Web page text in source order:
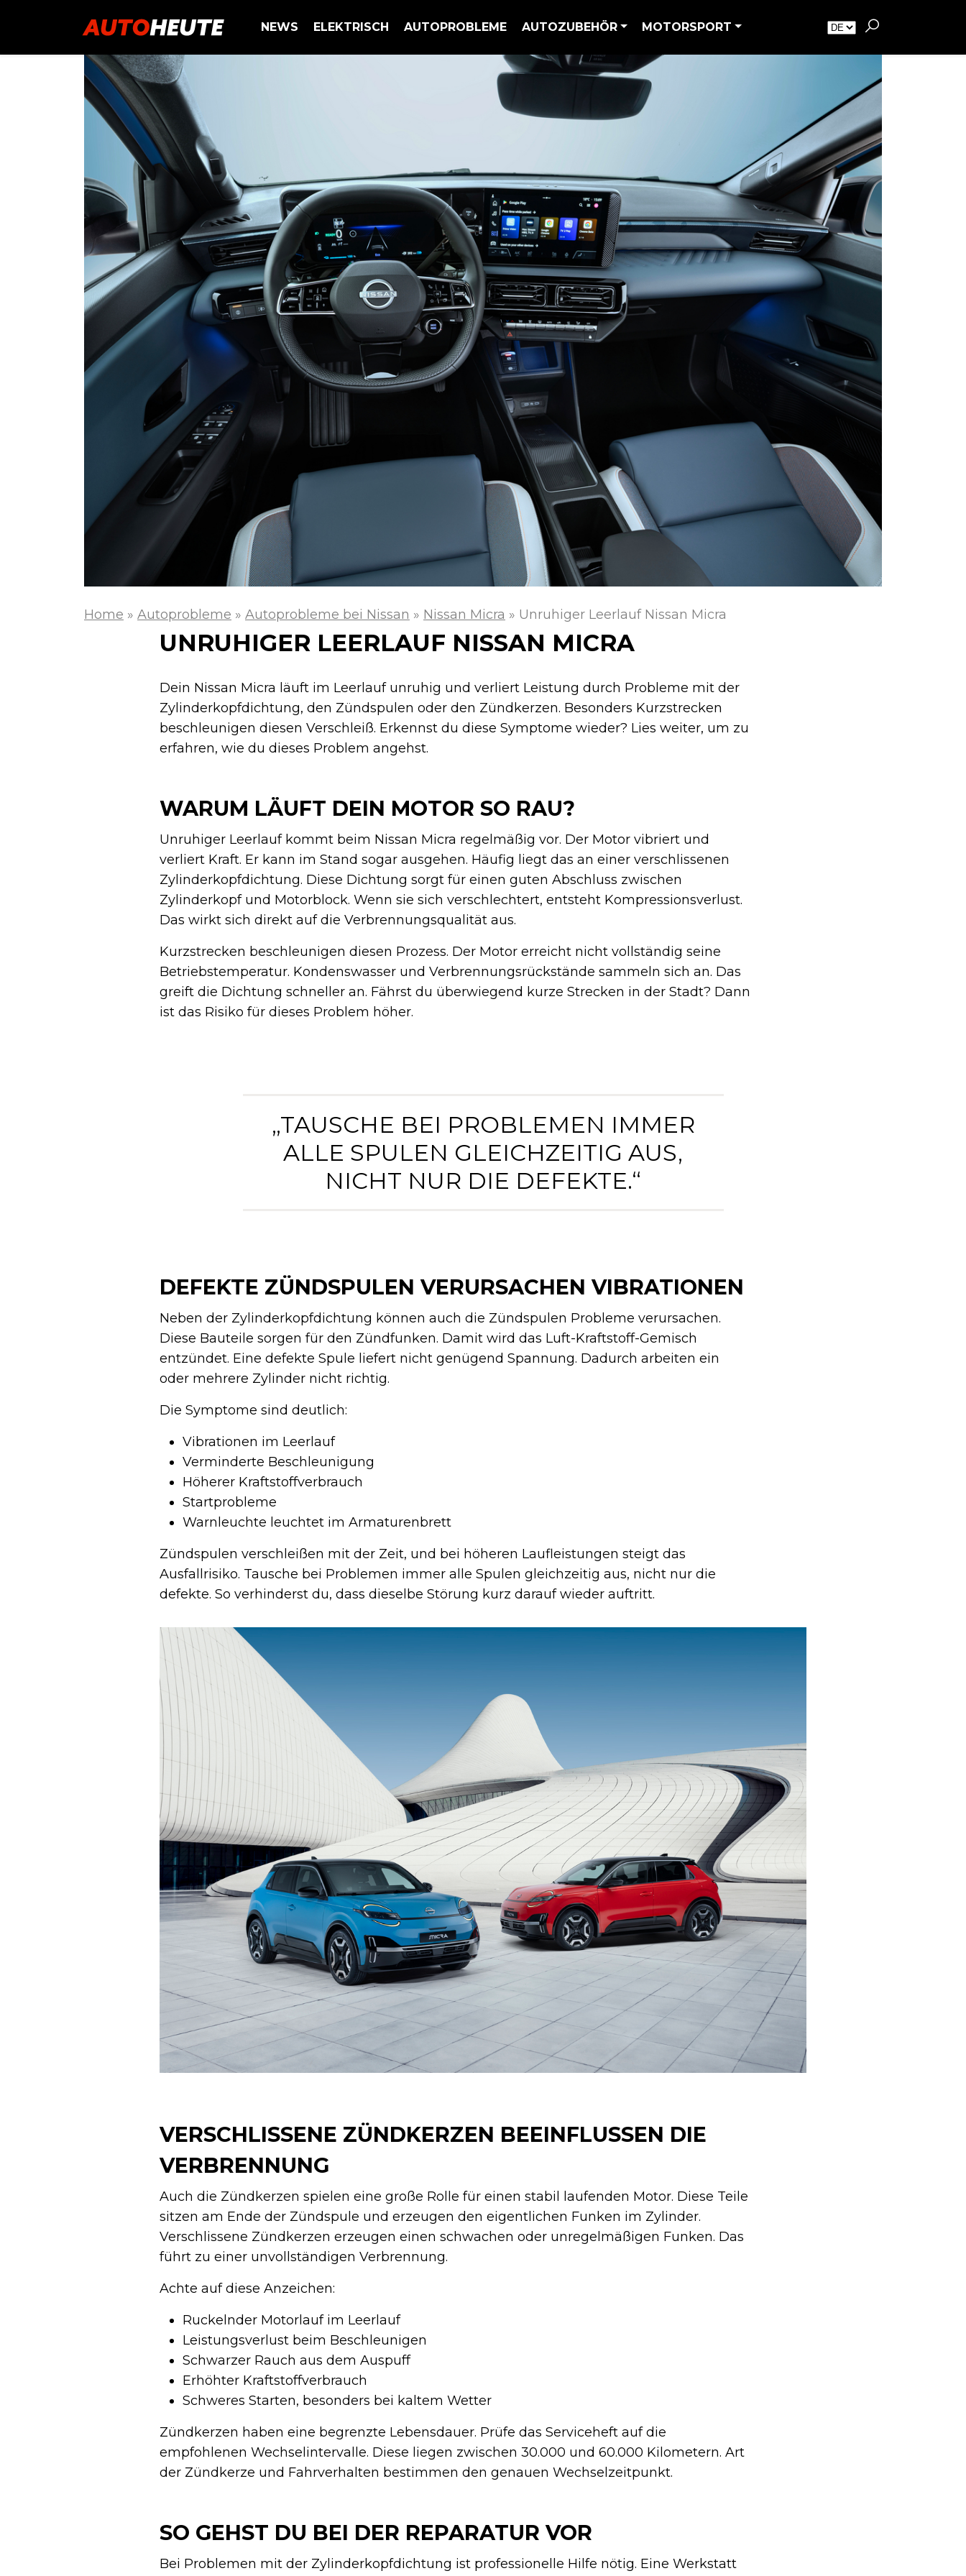
NEWS ELEKTRISCH AUTOPROBLEME AUTOZUBEHÖR MOTORSPORT
Home » Autoprobleme » Autoprobleme bei Nissan » Nissan Micra » Unruhiger Leerlauf Nissan Micra
UNRUHIGER LEERLAUF NISSAN MICRA
Dein Nissan Micra läuft im Leerlauf unruhig und verliert Leistung durch Probleme mit der
Zylinderkopfdichtung, den Zündspulen oder den Zündkerzen. Besonders Kurzstrecken
beschleunigen diesen Verschleiß. Erkennst du diese Symptome wieder? Lies weiter, um zu
erfahren, wie du dieses Problem angehst.
WARUM LÄUFT DEIN MOTOR SO RAU?
Unruhiger Leerlauf kommt beim Nissan Micra regelmäßig vor. Der Motor vibriert und
verliert Kraft. Er kann im Stand sogar ausgehen. Häufig liegt das an einer verschlissenen
Zylinderkopfdichtung. Diese Dichtung sorgt für einen guten Abschluss zwischen
Zylinderkopf und Motorblock. Wenn sie sich verschlechtert, entsteht Kompressionsverlust.
Das wirkt sich direkt auf die Verbrennungsqualität aus.
Kurzstrecken beschleunigen diesen Prozess. Der Motor erreicht nicht vollständig seine
Betriebstemperatur. Kondenswasser und Verbrennungsrückstände sammeln sich an. Das
greift die Dichtung schneller an. Fährst du überwiegend kurze Strecken in der Stadt? Dann
ist das Risiko für dieses Problem höher.
„TAUSCHE BEI PROBLEMEN IMMER
ALLE SPULEN GLEICHZEITIG AUS,
NICHT NUR DIE DEFEKTE.“
DEFEKTE ZÜNDSPULEN VERURSACHEN VIBRATIONEN
Neben der Zylinderkopfdichtung können auch die Zündspulen Probleme verursachen.
Diese Bauteile sorgen für den Zündfunken. Damit wird das Luft-Kraftstoff-Gemisch
entzündet. Eine defekte Spule liefert nicht genügend Spannung. Dadurch arbeiten ein
oder mehrere Zylinder nicht richtig.
Die Symptome sind deutlich:
Vibrationen im Leerlauf
Verminderte Beschleunigung
Höherer Kraftstoffverbrauch
Startprobleme
Warnleuchte leuchtet im Armaturenbrett
Zündspulen verschleißen mit der Zeit, und bei höheren Laufleistungen steigt das
Ausfallrisiko. Tausche bei Problemen immer alle Spulen gleichzeitig aus, nicht nur die
defekte. So verhinderst du, dass dieselbe Störung kurz darauf wieder auftritt.
VERSCHLISSENE ZÜNDKERZEN BEEINFLUSSEN DIE
VERBRENNUNG
Auch die Zündkerzen spielen eine große Rolle für einen stabil laufenden Motor. Diese Teile
sitzen am Ende der Zündspule und erzeugen den eigentlichen Funken im Zylinder.
Verschlissene Zündkerzen erzeugen einen schwachen oder unregelmäßigen Funken. Das
führt zu einer unvollständigen Verbrennung.
Achte auf diese Anzeichen:
Ruckelnder Motorlauf im Leerlauf
Leistungsverlust beim Beschleunigen
Schwarzer Rauch aus dem Auspuff
Erhöhter Kraftstoffverbrauch
Schweres Starten, besonders bei kaltem Wetter
Zündkerzen haben eine begrenzte Lebensdauer. Prüfe das Serviceheft auf die
empfohlenen Wechselintervalle. Diese liegen zwischen 30.000 und 60.000 Kilometern. Art
der Zündkerze und Fahrverhalten bestimmen den genauen Wechselzeitpunkt.
SO GEHST DU BEI DER REPARATUR VOR
Bei Problemen mit der Zylinderkopfdichtung ist professionelle Hilfe nötig. Eine Werkstatt